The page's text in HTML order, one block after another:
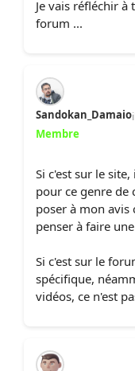
Je vais réfléchir
forum ...
Sandokan_Damaio
Membre
Si c'est sur le
pour ce genre de
poser à mon avis
penser à faire
Si c'est sur le
spécifique,
vidéos, ce n'est